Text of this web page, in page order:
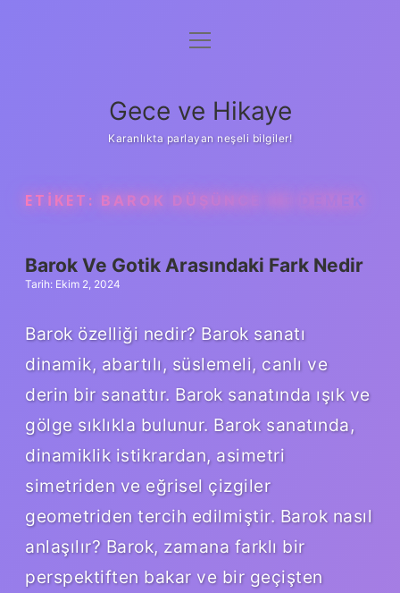
Anasayfa
Yasal Uyarı
menüyü
Gece ve Hikaye
Karanlıkta parlayan neşeli bilgiler!
ETIKET: BAROK DÜŞÜNCE NE DEMEK
Barok Ve Gotik Arasındaki Fark Nedir
Tarih: Ekim 2, 2024
Barok özelliği nedir? Barok sanatı
dinamik, abartılı, süslemeli, canlı ve
derin bir sanattır. Barok sanatında ışık ve
gölge sıklıkla bulunur. Barok sanatında,
dinamiklik istikrardan, asimetri
simetriden ve eğrisel çizgiler
geometriden tercih edilmiştir. Barok nasıl
anlaşılır? Barok, zamana farklı bir
perspektiften bakar ve bir geçişten